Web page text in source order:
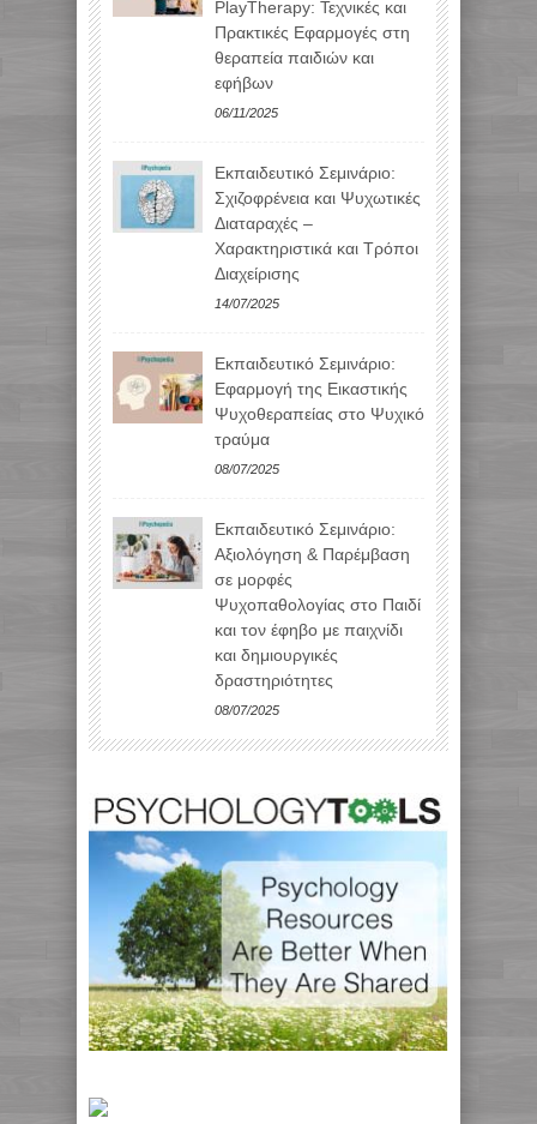
PlayTherapy: Τεχνικές και
Πρακτικές Εφαρμογές στη
θεραπεία παιδιών και
εφήβων
06/11/2025
Εκπαιδευτικό Σεμινάριο:
Σχιζοφρένεια και Ψυχωτικές
Διαταραχές –
Χαρακτηριστικά και Τρόποι
Διαχείρισης
14/07/2025
Εκπαιδευτικό Σεμινάριο:
Εφαρμογή της Εικαστικής
Ψυχοθεραπείας στο Ψυχικό
τραύμα
08/07/2025
Εκπαιδευτικό Σεμινάριο:
Αξιολόγηση & Παρέμβαση
σε μορφές
Ψυχοπαθολογίας στο Παιδί
και τον έφηβο με παιχνίδι
και δημιουργικές
δραστηριότητες
08/07/2025